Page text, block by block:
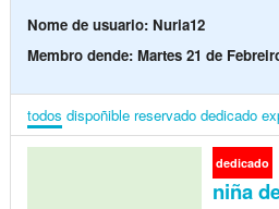
Nome de usuario: Nuria12
Membro dende: Martes 21 de
todos dispoñible reservado dedicado
dedicado
niña